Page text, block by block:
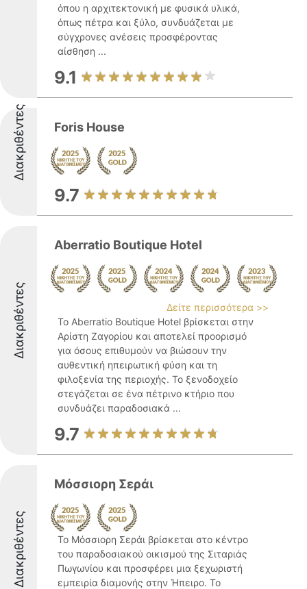
όπου η αρχιτεκτονική με φυσικά υλικά,
όπως πέτρα και ξύλο, συνδυάζεται με
σύγχρονες ανέσεις προσφέροντας
αίσθηση ...
9.1
Διακριθέντες Foris House
9.7
Διακριθέντες
Aberratio Boutique Hotel
Δείτε περισσότερα >>
Το Aberratio Boutique Hotel βρίσκεται στην
Αρίστη Ζαγορίου και αποτελεί προορισμό
για όσους επιθυμούν να βιώσουν την
αυθεντική ηπειρωτική φύση και τη
φιλοξενία της περιοχής. Το ξενοδοχείο
στεγάζεται σε ένα πέτρινο κτήριο που
συνδυάζει παραδοσιακά ...
9.7
Διακριθέντες
Μόσσιορη Σεράι
Το Μόσσιορη Σεράι βρίσκεται στο κέντρο
του παραδοσιακού οικισμού της Σιταριάς
Πωγωνίου και προσφέρει μια ξεχωριστή
εμπειρία διαμονής στην Ήπειρο. Το